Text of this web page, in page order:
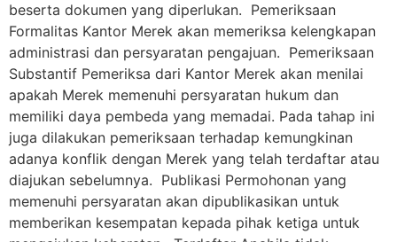
beserta dokumen yang diperlukan. Pemeriksaan
Formalitas Kantor Merek akan memeriksa kelengkapan
administrasi dan persyaratan pengajuan. Pemeriksaan
Substantif Pemeriksa dari Kantor Merek akan menilai
apakah Merek memenuhi persyaratan hukum dan
memiliki daya pembeda yang memadai. Pada tahap ini
juga dilakukan pemeriksaan terhadap kemungkinan
adanya konflik dengan Merek yang telah terdaftar atau
diajukan sebelumnya. Publikasi Permohonan yang
memenuhi persyaratan akan dipublikasikan untuk
memberikan kesempatan kepada pihak ketiga untuk